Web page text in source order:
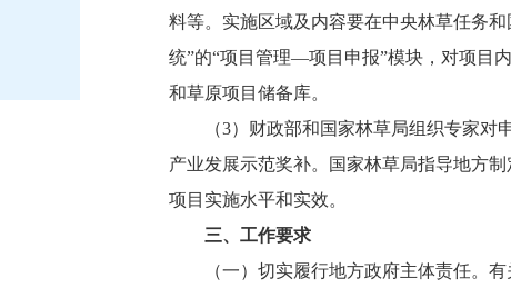
料等。实施区域及内容要在中央林草任务
统”的“项目管理—项目申报”模块，对项目
和草原项目储备库。
（3）财政部和国家林草局组织专家
产业发展示范奖补。国家林草局指导地方
项目实施水平和实效。
三、工作要求
（一）切实履行地方政府主体责任。